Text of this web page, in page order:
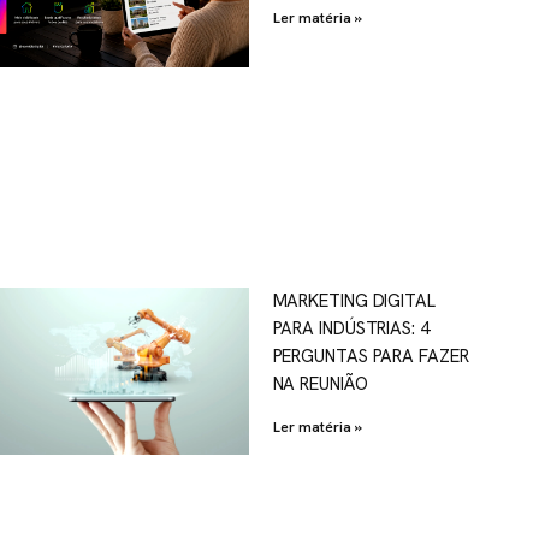
Ler matéria »
MARKETING DIGITAL
PARA INDÚSTRIAS: 4
PERGUNTAS PARA FAZER
NA REUNIÃO
Ler matéria »